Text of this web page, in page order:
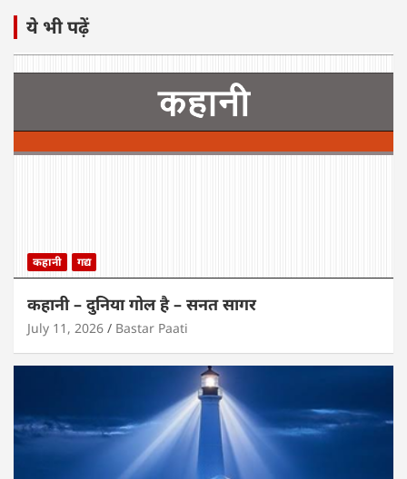
ये भी पढ़ें
कहानी गद्य
कहानी – दुनिया गोल है – सनत सागर
July 11, 2026 Bastar Paati